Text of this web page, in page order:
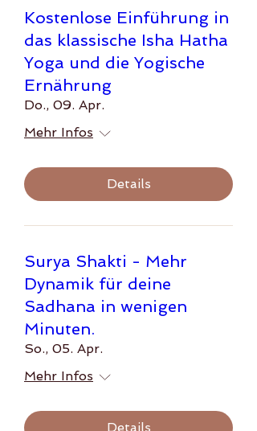
Kostenlose Einführung in
das klassische Isha Hatha
Yoga und die Yogische
Ernährung
Do., 09. Apr.
Mehr Infos
Details
Surya Shakti - Mehr
Dynamik für deine
Sadhana in wenigen
Minuten.
So., 05. Apr.
Mehr Infos
Details